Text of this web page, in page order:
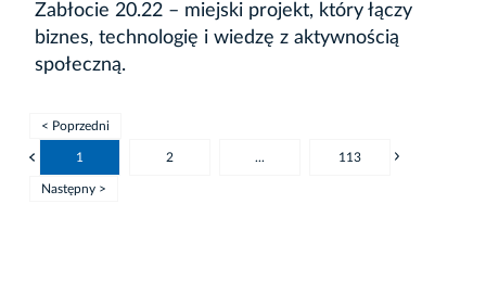
Zabłocie 20.22 – miejski projekt, który łączy
biznes, technologię i wiedzę z aktywnością
społeczną.
< Poprzedni
1 2 ... 113
Następny >